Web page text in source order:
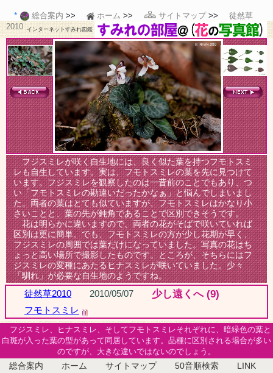
総合案内 ホーム サイトマップ
徒然草
2010 インターネットすみれ図鑑
フジスミレが咲く自生地には、良く似た葉を持つフモトスミ
レも自生しています。実は、フモトスミレの葉を先に見つけて
います。フジスミレを観察したのは一昔前のことでもあり、つ
い「フモトスミレの勘違いだったかなぁ」と悩んでしまいまし
た。両者の葉はとても似ていますが、フモトスミレはかなり小
さいことと、葉の先が鈍角であることで区別できそうです。
花は明らかに違いますので、両者の花がそばで咲いていれば
区別は更に簡単。でも、フモトスミレの方が少し花期が早く、
フジスミレの周囲では葉だけになっていました。写真の花はち
ょっと高い場所で撮影したものです。ところが、そちらにはフ
ジスミレの変種にあたるヒナスミレが咲いていました。少々
「馴れ」が必要な自生地のようですね。
徒然草2010 2010/05/07 少し遠くへ (9)
フモトスミレ
フジスミレ、ヒナスミレ、そしてフモトスミレそれぞれに、暗緑色の葉と
白斑が入った葉の型があって同居しています。品種に区別される場合が多い
のですが、大きな違いではないのでしょう。
総合案内 ホーム サイトマップ 50音順検索
LINK